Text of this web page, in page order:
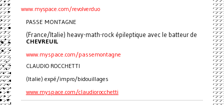
www.myspace.com/revolverduo
PASSE MONTAGNE
(France/Italie) heavy-math-rock épileptique avec le batteur de
CHEVREUIL
www.myspace.com/passemontagne
CLAUDIO ROCCHETTI
(Italie) expé/impro/bidouillages
www.myspace.com/claudiorocchetti